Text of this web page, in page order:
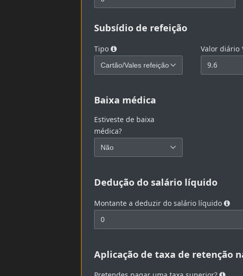
Subsídio de refeição
Tipo Valor diário
Baixa médica
Estiveste de baixa
médica?
Dedução do salário líquido
Montante a deduzir do salário líquido
Aplicação de taxa de retenção